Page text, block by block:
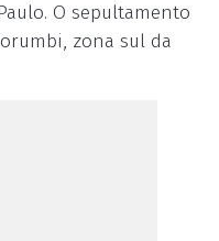
O sepultamento
zona sul da